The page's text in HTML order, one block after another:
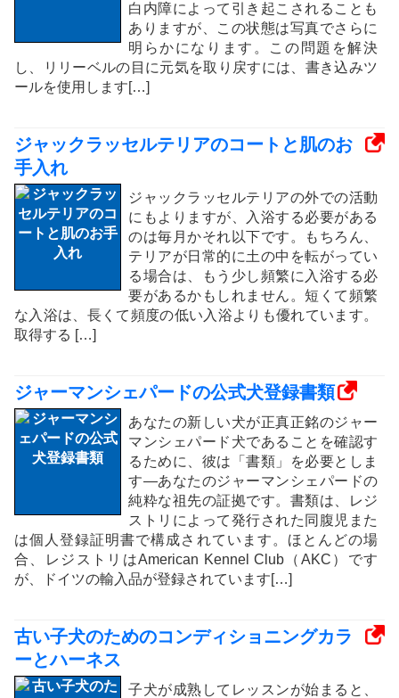
白内障によって引き起こされることも
ありますが、この状態は写真でさらに
明らかになります。この問題を解決
し、リリーベルの目に元気を取り戻すには、書き込みツ
ールを使用します[…]
ジャックラッセルテリアのコートと肌のお
手入れ
ジャックラッセルテリアの外での活動
にもよりますが、入浴する必要がある
のは毎月かそれ以下です。もちろん、
テリアが日常的に土の中を転がってい
る場合は、もう少し頻繁に入浴する必
要があるかもしれません。短くて頻繁
な入浴は、長くて頻度の低い入浴よりも優れています。
取得する […]
ジャーマンシェパードの公式犬登録書類
あなたの新しい犬が正真正銘のジャー
マンシェパード犬であることを確認す
るために、彼は「書類」を必要としま
す—あなたのジャーマンシェパードの
純粋な祖先の証拠です。書類は、レジ
ストリによって発行された同腹児また
は個人登録証明書で構成されています。ほとんどの場
合、レジストリはAmerican Kennel Club（AKC）です
が、ドイツの輸入品が登録されています[…]
古い子犬のためのコンディショニングカラ
ーとハーネス
子犬が成熟してレッスンが始まると、